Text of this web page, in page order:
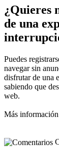
¿Quieres
de una
Puedes
navegar sin
disfrutar de una
sabiendo que
web.
Más